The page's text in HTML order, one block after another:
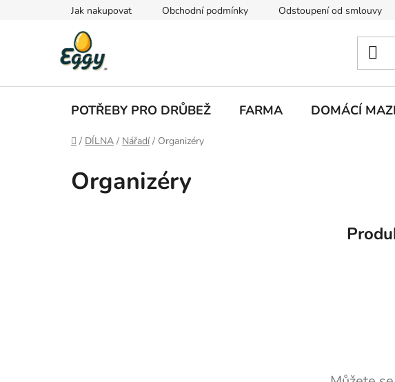
Jak nakupovat Obchodní podmínky Odstoupení od smlouvy
POTŘEBY PRO DRŮBEŽ FARMA DOMÁCÍ
Domů
/ DÍLNA / Nářadí / Organizéry
Organizéry